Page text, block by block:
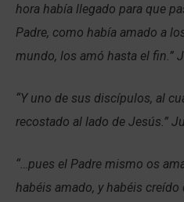
hora había llegado para que
Padre, como había amado a
mundo, los amó hasta el fin.”
“Y uno de sus discípulos, al
recostado al lado de Jesús.”
“…pues el Padre mismo os
habéis amado, y habéis creído